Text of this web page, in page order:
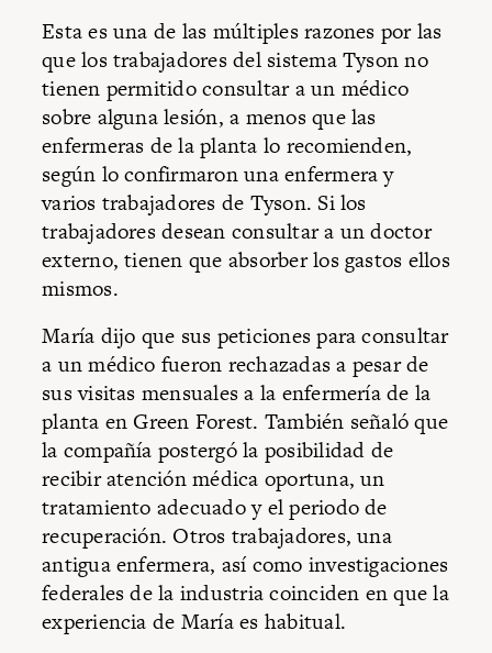
Esta es una de las múltiples razones por las
que los trabajadores del sistema Tyson no
tienen permitido consultar a un médico
sobre alguna lesión, a menos que las
enfermeras de la planta lo recomienden,
según lo confirmaron una enfermera y
varios trabajadores de Tyson. Si los
trabajadores desean consultar a un doctor
externo, tienen que absorber los gastos ellos
mismos.
María dijo que sus peticiones para consultar
a un médico fueron rechazadas a pesar de
sus visitas mensuales a la enfermería de la
planta en Green Forest. También señaló que
la compañía postergó la posibilidad de
recibir atención médica oportuna, un
tratamiento adecuado y el periodo de
recuperación. Otros trabajadores, una
antigua enfermera, así como investigaciones
federales de la industria coinciden en que la
experiencia de María es habitual.